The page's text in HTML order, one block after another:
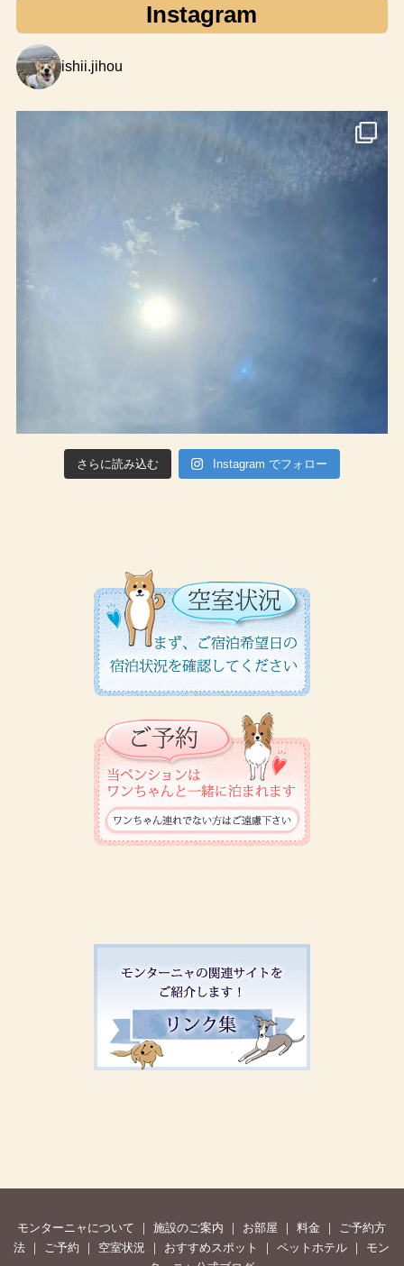
Instagram
ishii.jihou
さらに読み込む Instagram でフォロー
モンターニャについて ｜施設のご案内 ｜ お部屋 ｜料金 ｜ ご予約方
法 ｜ ご予約 ｜ 空室状況 ｜ おすすめスポット ｜ペットホテル ｜ モン